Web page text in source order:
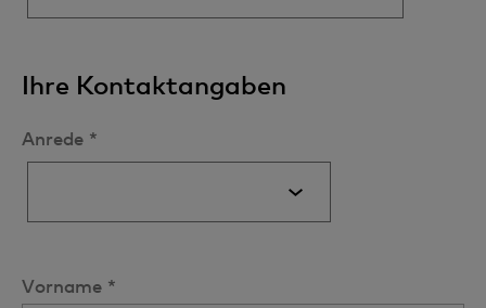
Ihre Kontaktangaben
Anrede *
Vorname *